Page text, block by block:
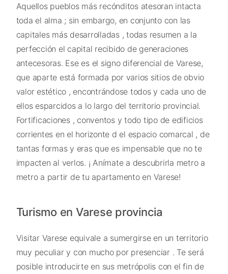
Aquellos pueblos más recónditos atesoran intacta
toda el alma ; sin embargo, en conjunto con las
capitales más desarrolladas , todas resumen a la
perfección el capital recibido de generaciones
antecesoras. Ese es el signo diferencial de Varese,
que aparte está formada por varios sitios de obvio
valor estético , encontrándose todos y cada uno de
ellos esparcidos a lo largo del territorio provincial.
Fortificaciones , conventos y todo tipo de edificios
corrientes en el horizonte d el espacio comarcal , de
tantas formas y eras que es impensable que no te
impacten al verlos. ¡ Anímate a descubrirla metro a
metro a partir de tu apartamento en Varese!
Turismo en Varese provincia
Visitar Varese equivale a sumergirse en un territorio
muy peculiar y con mucho por presenciar . Te será
posible introducirte en sus metrópolis con el fin de